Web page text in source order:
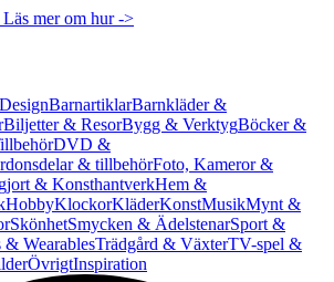
mer om hur ->
BarnartiklarBarnkläder &
Biljetter & ResorBygg & VerktygBöcker &
DVD &
& tillbehörFoto, Kameror &
& KonsthantverkHem &
HobbyKlockorKläderKonstMusikMynt &
SkönhetSmycken & ÄdelstenarSport &
& WearablesTrädgård & VäxterTV-spel &
ÖvrigtInspiration